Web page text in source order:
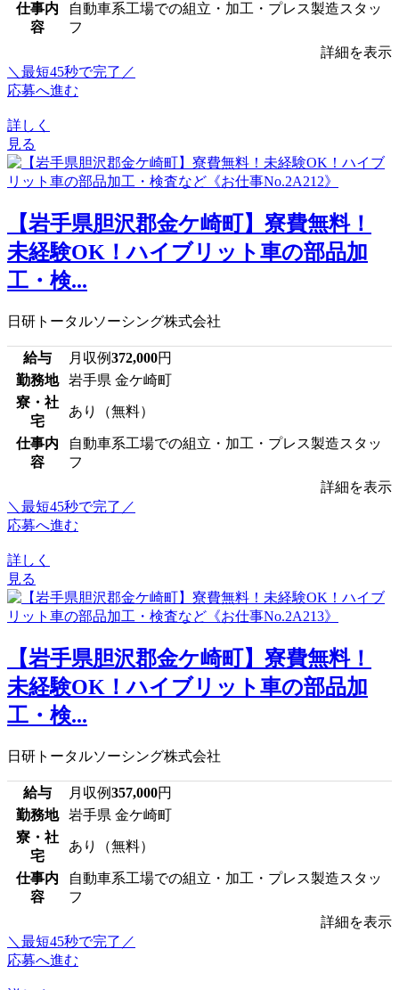
仕事内
容
自動車系工場での組立・加工・プレス製造スタッ
フ
詳細を表示
＼最短45秒で完了／
応募へ進む
詳しく
見る
【岩手県胆沢郡金ケ崎町】寮費無料！
未経験OK！ハイブリット車の部品加
工・検...
日研トータルソーシング株式会社
給与 月収例372,000円
勤務地
岩手県 金ケ崎町
寮・社
宅
あり（無料）
仕事内
容
自動車系工場での組立・加工・プレス製造スタッ
フ
詳細を表示
＼最短45秒で完了／
応募へ進む
詳しく
見る
【岩手県胆沢郡金ケ崎町】寮費無料！
未経験OK！ハイブリット車の部品加
工・検...
日研トータルソーシング株式会社
給与 月収例357,000円
勤務地
岩手県 金ケ崎町
寮・社
宅
あり（無料）
仕事内
容
自動車系工場での組立・加工・プレス製造スタッ
フ
詳細を表示
＼最短45秒で完了／
応募へ進む